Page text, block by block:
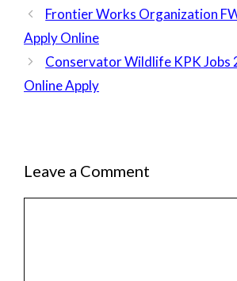
Frontier Works Organization
Apply Online
Conservator Wildlife KPK Jobs
Online Apply
Leave a Comment